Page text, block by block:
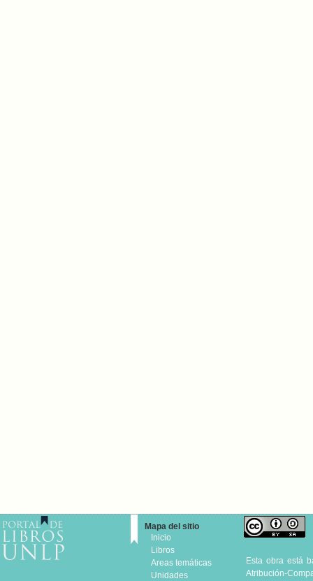
Mapa del sitio
Inicio
Libros
Areas temáticas
Unidades
Esta obra está
Atribución-